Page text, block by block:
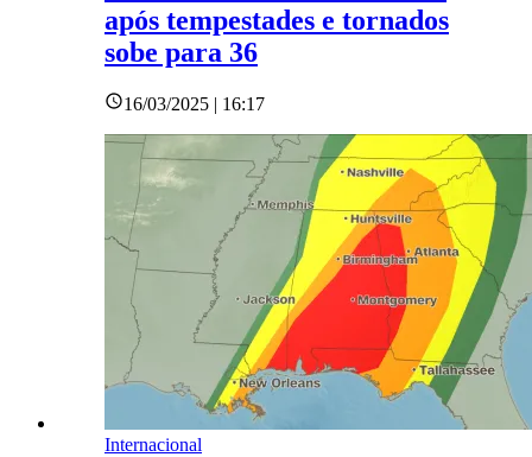
após tempestades e tornados
sobe para 36
16/03/2025 | 16:17
Internacional